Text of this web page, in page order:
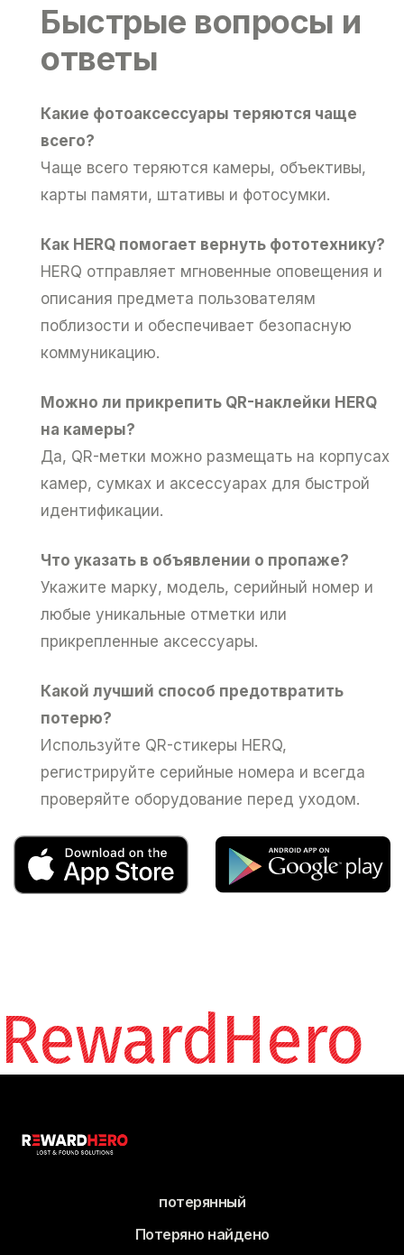
Быстрые вопросы и
ответы
Какие фотоаксессуары теряются чаще
всего?
Чаще всего теряются камеры, объективы,
карты памяти, штативы и фотосумки.
Как HERQ помогает вернуть фототехнику?
HERQ отправляет мгновенные оповещения и
описания предмета пользователям
поблизости и обеспечивает безопасную
коммуникацию.
Можно ли прикрепить QR-наклейки HERQ
на камеры?
Да, QR-метки можно размещать на корпусах
камер, сумках и аксессуарах для быстрой
идентификации.
Что указать в объявлении о пропаже?
Укажите марку, модель, серийный номер и
любые уникальные отметки или
прикрепленные аксессуары.
Какой лучший способ предотвратить
потерю?
Используйте QR-стикеры HERQ,
регистрируйте серийные номера и всегда
проверяйте оборудование перед уходом.
RewardHero
потерянный
Потеряно найдено